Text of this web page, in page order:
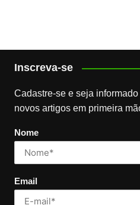
Inscreva-se
Cadastre-se e seja
novos artigos em primeira
Nome
Email